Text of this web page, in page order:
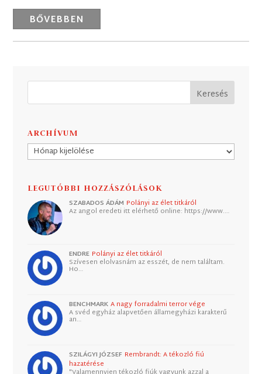
BŐVEBBEN
ARCHÍVUM
Archívum
LEGUTÓBBI HOZZÁSZÓLÁSOK
SZABADOS ÁDÁM Polányi az élet titkáról
Az angol eredeti itt elérhető online: https://www.…
ENDRE Polányi az élet titkáról
Szívesen elolvasnám az esszét, de nem találtam.
Ho…
BENCHMARK A nagy forradalmi terror vége
A svéd egyház alapvetően államegyházi karakterű
an…
SZILÁGYI JÓZSEF Rembrandt: A tékozló fiú
hazatérése